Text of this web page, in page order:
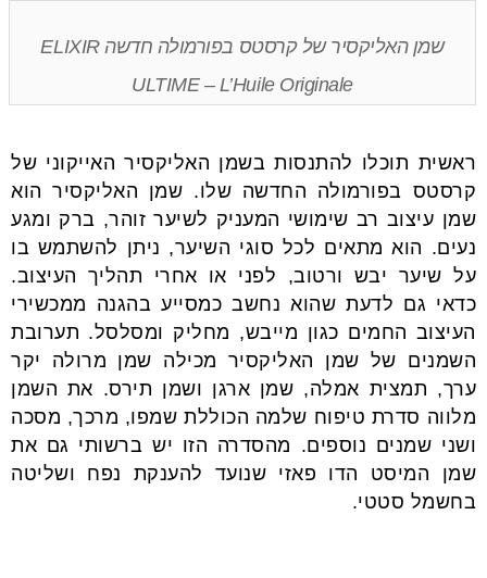
שמן האליקסיר של קרסטס בפורמולה חדשה ELIXIR
ULTIME – L’Huile Originale
ראשית תוכלו להתנסות בשמן האליקסיר האייקוני של
קרסטס בפורמולה החדשה שלו. שמן האליקסיר הוא
שמן עיצוב רב שימושי המעניק לשיער זוהר, ברק ומגע
נעים. הוא מתאים לכל סוגי השיער, ניתן להשתמש בו
על שיער יבש ורטוב, לפני או אחרי תהליך העיצוב.
כדאי גם לדעת שהוא נחשב כמסייע בהגנה ממכשירי
העיצוב החמים כגון מייבש, מחליק ומסלסל. תערובת
השמנים של שמן האליקסיר מכילה שמן מרולה יקר
ערך, תמצית אמלה, שמן ארגן ושמן תירס. את השמן
מלווה סדרת טיפוח שלמה הכוללת שמפו, מרכך, מסכה
ושני שמנים נוספים. מהסדרה הזו יש ברשותי גם את
שמן המיסט הדו פאזי שנועד להענקת נפח ושליטה
בחשמל סטטי.